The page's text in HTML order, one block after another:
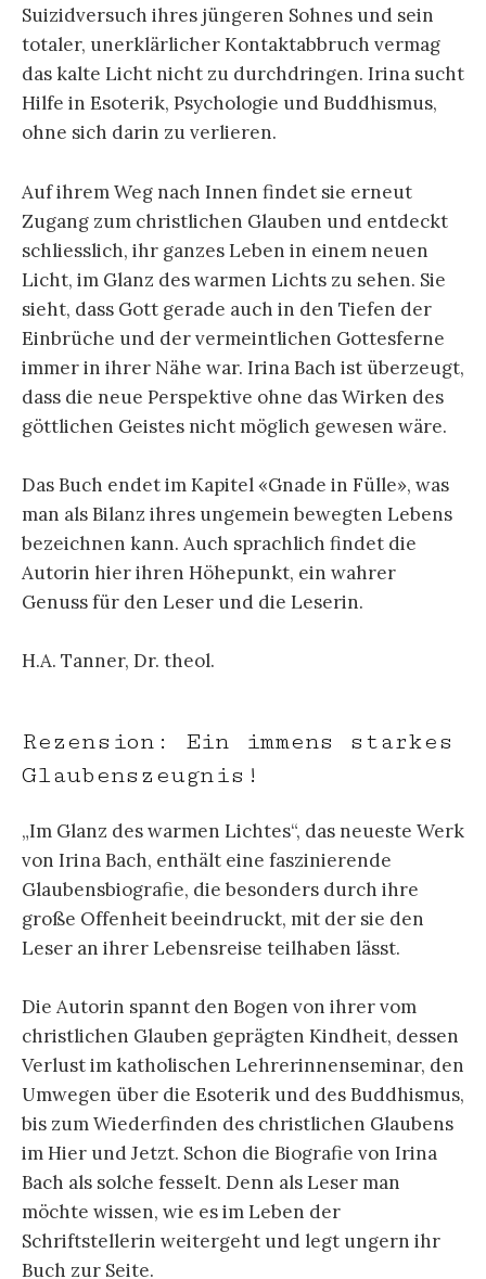
Suizidversuch ihres jüngeren Sohnes und sein
totaler, unerklärlicher Kontaktabbruch vermag
das kalte Licht nicht zu durchdringen. Irina sucht
Hilfe in Esoterik, Psychologie und Buddhismus,
ohne sich darin zu verlieren.
Auf ihrem Weg nach Innen findet sie erneut
Zugang zum christlichen Glauben und entdeckt
schliesslich, ihr ganzes Leben in einem neuen
Licht, im Glanz des warmen Lichts zu sehen. Sie
sieht, dass Gott gerade auch in den Tiefen der
Einbrüche und der vermeintlichen Gottesferne
immer in ihrer Nähe war. Irina Bach ist überzeugt,
dass die neue Perspektive ohne das Wirken des
göttlichen Geistes nicht möglich gewesen wäre.
Das Buch endet im Kapitel «Gnade in Fülle», was
man als Bilanz ihres ungemein bewegten Lebens
bezeichnen kann. Auch sprachlich findet die
Autorin hier ihren Höhepunkt, ein wahrer
Genuss für den Leser und die Leserin.
H.A. Tanner, Dr. theol.
Rezension: Ein immens starkes
Glaubenszeugnis!
„Im Glanz des warmen Lichtes“, das neueste Werk
von Irina Bach, enthält eine faszinierende
Glaubensbiografie, die besonders durch ihre
große Offenheit beeindruckt, mit der sie den
Leser an ihrer Lebensreise teilhaben lässt.
Die Autorin spannt den Bogen von ihrer vom
christlichen Glauben geprägten Kindheit, dessen
Verlust im katholischen Lehrerinnenseminar, den
Umwegen über die Esoterik und des Buddhismus,
bis zum Wiederfinden des christlichen Glaubens
im Hier und Jetzt. Schon die Biografie von Irina
Bach als solche fesselt. Denn als Leser man
möchte wissen, wie es im Leben der
Schriftstellerin weitergeht und legt ungern ihr
Buch zur Seite.